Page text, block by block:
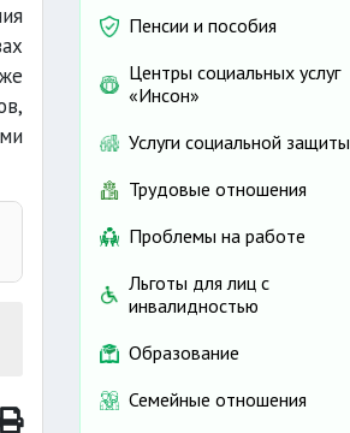
Пенсии и пособия
Центры социальных услуг
«Инсон»
Услуги социальной защиты
Трудовые отношения
Проблемы на работе
Льготы для лиц с
инвалидностью
Образование
Семейные отношения